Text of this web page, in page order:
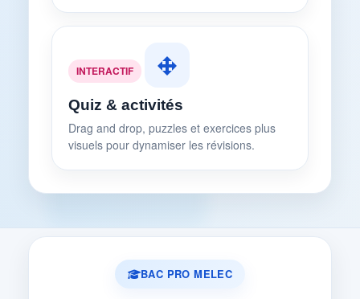
INTERACTIF
Quiz & activités
Drag and drop, puzzles et exercices plus
visuels pour dynamiser les révisions.
BAC PRO MELEC